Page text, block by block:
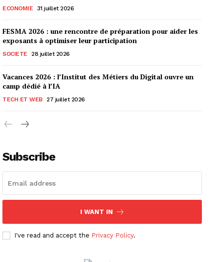
ECONOMIE 31 juillet 2026
FESMA 2026 : une rencontre de préparation pour aider les
exposants à optimiser leur participation
SOCIETE 28 juillet 2026
Vacances 2026 : l’Institut des Métiers du Digital ouvre un
camp dédié à l’IA
TECH ET WEB 27 juillet 2026
Subscribe
I WANT IN
I've read and accept the Privacy Policy.